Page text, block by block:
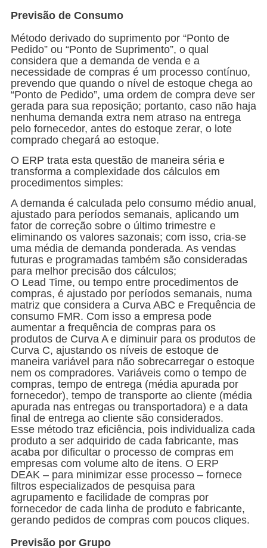
Previsão de Consumo
Método derivado do suprimento por “Ponto de
Pedido” ou “Ponto de Suprimento”, o qual
considera que a demanda de venda e a
necessidade de compras é um processo contínuo,
prevendo que quando o nível de estoque chega ao
“Ponto de Pedido”, uma ordem de compra deve ser
gerada para sua reposição; portanto, caso não haja
nenhuma demanda extra nem atraso na entrega
pelo fornecedor, antes do estoque zerar, o lote
comprado chegará ao estoque.
O ERP trata esta questão de maneira séria e
transforma a complexidade dos cálculos em
procedimentos simples:
A demanda é calculada pelo consumo médio anual,
ajustado para períodos semanais, aplicando um
fator de correção sobre o último trimestre e
eliminando os valores sazonais; com isso, cria-se
uma média de demanda ponderada. As vendas
futuras e programadas também são consideradas
para melhor precisão dos cálculos;
O Lead Time, ou tempo entre procedimentos de
compras, é ajustado por períodos semanais, numa
matriz que considera a Curva ABC e Frequência de
consumo FMR. Com isso a empresa pode
aumentar a frequência de compras para os
produtos de Curva A e diminuir para os produtos de
Curva C, ajustando os níveis de estoque de
maneira variável para não sobrecarregar o estoque
nem os compradores. Variáveis como o tempo de
compras, tempo de entrega (média apurada por
fornecedor), tempo de transporte ao cliente (média
apurada nas entregas ou transportadora) e a data
final de entrega ao cliente são considerados.
Esse método traz eficiência, pois individualiza cada
produto a ser adquirido de cada fabricante, mas
acaba por dificultar o processo de compras em
empresas com volume alto de itens. O ERP
DEAK – para minimizar esse processo – fornece
filtros especializados de pesquisa para
agrupamento e facilidade de compras por
fornecedor de cada linha de produto e fabricante,
gerando pedidos de compras com poucos cliques.
Previsão por Grupo